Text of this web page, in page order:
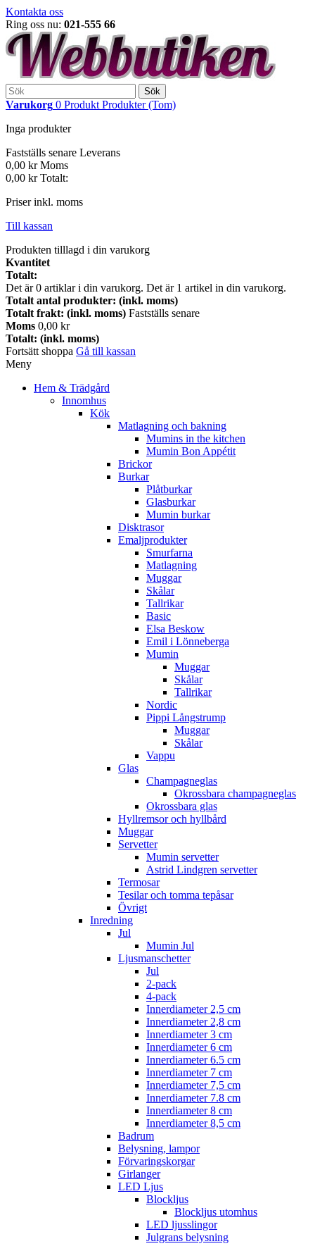
Kontakta oss
Ring oss nu: 021-555 66
Sök
Varukorg 0 Produkt Produkter (Tom)
Inga produkter
Fastställs senare Leverans
0,00 kr Moms
0,00 kr Totalt:
Priser inkl. moms
Till kassan
Produkten tilllagd i din varukorg
Kvantitet
Totalt:
Det är0 artiklar i din varukorg. Det är 1 artikel in din varukorg.
Totalt antal produkter: (inkl. moms)
Totalt frakt: (inkl. moms) Fastställs senare
Moms 0,00 kr
Totalt: (inkl. moms)
Fortsätt shoppa Gå till kassan
Meny
Hem & Trädgård
Innomhus
Kök
Matlagning och bakning
Mumins in the kitchen
Mumin Bon Appétit
Brickor
Burkar
Plåtburkar
Glasburkar
Mumin burkar
Disktrasor
Emaljprodukter
Smurfarna
Matlagning
Muggar
Skålar
Tallrikar
Basic
Elsa Beskow
Emil i Lönneberga
Mumin
Muggar
Skålar
Tallrikar
Nordic
Pippi Långstrump
Muggar
Skålar
Vappu
Glas
Champagneglas
Okrossbara champagneglas
Okrossbara glas
Hyllremsor och hyllbård
Muggar
Servetter
Mumin servetter
Astrid Lindgren servetter
Termosar
Tesilar och tomma tepåsar
Övrigt
Inredning
Jul
Mumin Jul
Ljusmanschetter
Jul
2-pack
4-pack
Innerdiameter 2,5 cm
Innerdiameter 2,8 cm
Innerdiameter 3 cm
Innerdiameter 6 cm
Innerdiameter 6.5 cm
Innerdiameter 7 cm
Innerdiameter 7,5 cm
Innerdiameter 7.8 cm
Innerdiameter 8 cm
Innerdiameter 8,5 cm
Badrum
Belysning, lampor
Förvaringskorgar
Girlanger
LED Ljus
Blockljus
Blockljus utomhus
LED ljusslingor
Julgrans belysning